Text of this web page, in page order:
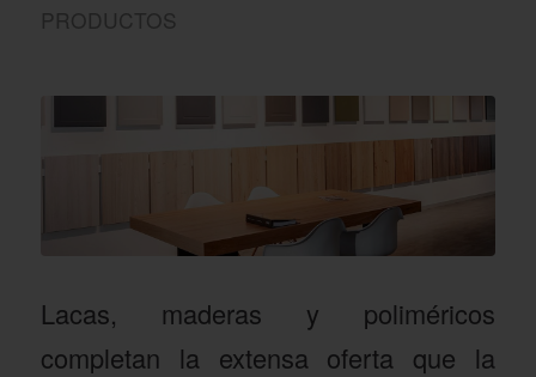
PRODUCTOS
Lacas, maderas y poliméricos
completan la extensa oferta que la